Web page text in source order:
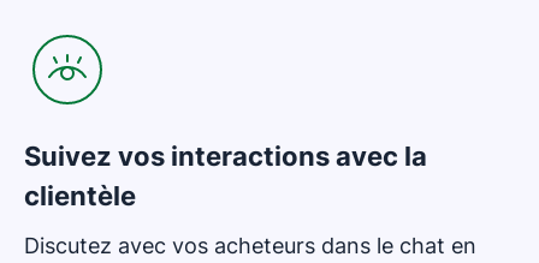
Suivez vos interactions avec la
clientèle
Discutez avec vos acheteurs dans le chat en